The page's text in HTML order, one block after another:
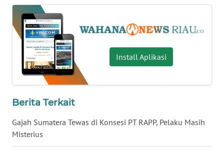
Install Aplikasi
Berita Terkait
Gajah Sumatera Tewas di Konsesi PT RAPP, Pelaku Masih
Misterius
WN
LAMPUNG
WN
JATENG
WN
WN
JOGJA